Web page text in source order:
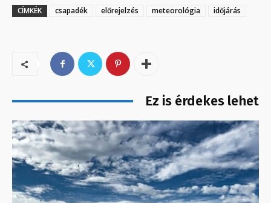
CÍMKÉK
csapadék előrejelzés meteorológia időjárás
Ez is érdekes lehet